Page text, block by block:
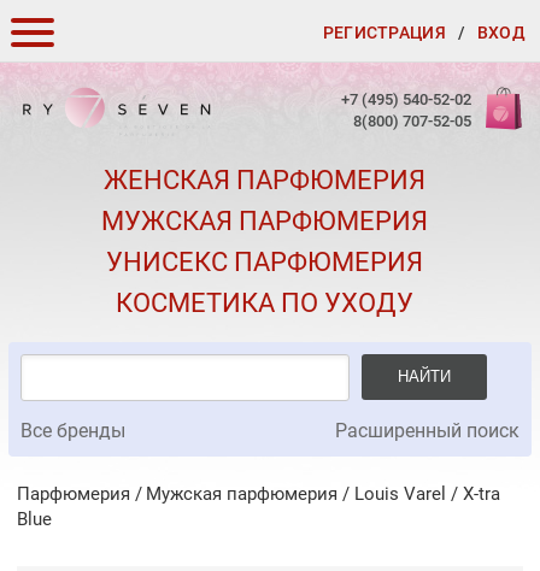
РЕГИСТРАЦИЯ / ВХОД
КАК ЗАКАЗАТЬ
СКИДКИ
КОНТАКТЫ
О КАЧЕСТВЕ
ПОДАРКИ К ЗАКАЗАМ
+7 (495) 540-52-02
8(800) 707-52-05
ЖЕНСКАЯ ПАРФЮМЕРИЯ
МУЖСКАЯ ПАРФЮМЕРИЯ
УНИСЕКС ПАРФЮМЕРИЯ
КОСМЕТИКА ПО УХОДУ
НАЙТИ
Все бренды Расширенный поиск
Парфюмерия Мужская парфюмерия / Louis Varel / X-tra
Blue